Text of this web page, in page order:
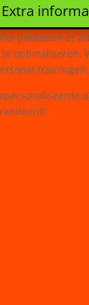
Extra
pakketten er
optimaliseren.
trainingen.